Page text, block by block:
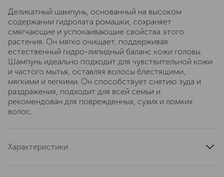
Деликатный шампунь, основанный на высоком
содержании гидролата ромашки, сохраняет
смягчающие и успокаивающие свойства этого
растения. Он мягко очищает, поддерживая
естественный гидро-липидный баланс кожи головы.
Шампунь идеально подходит для чувствительной кожи
и частого мытья, оставляя волосы блестящими,
мягкими и легкими. Он способствует снятию зуда и
раздражения, подходит для всей семьи и
рекомендован для поврежденных, сухих и ломких
волос.
Характеристики